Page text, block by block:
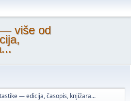
više od
— edicija, časopis, knjižara...